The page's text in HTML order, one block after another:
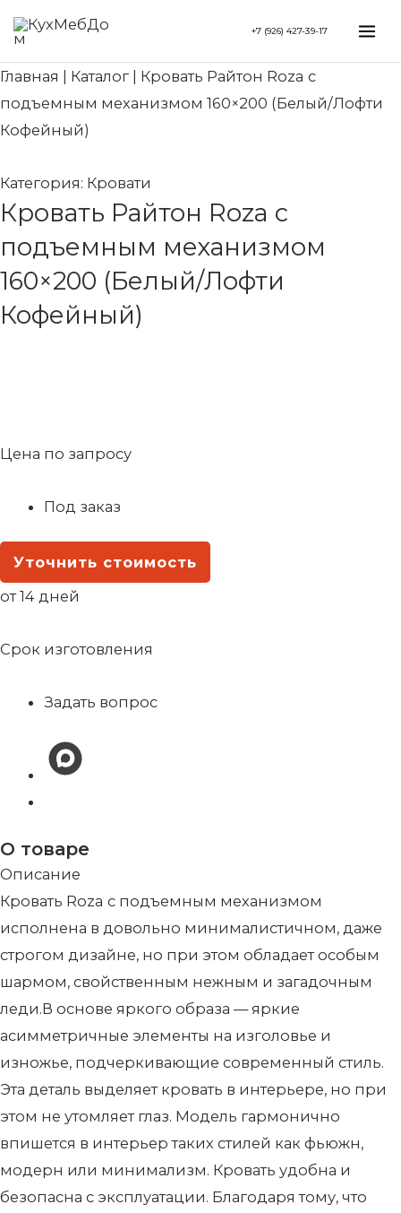
Перейти
содержимому
+7 (926) 427-39-17
Главная Каталог
Кровать Райтон Roza с
подъемным механизмом 160×200 (Белый/Лофти
Кофейный)
Категория: Кровати
Кровать Райтон Roza с
подъемным механизмом
160×200 (Белый/Лофти
Кофейный)
Цена по запросу
Под заказ
Уточнить стоимость
от 14 дней
Срок изготовления
Задать вопрос
О товаре
Описание
Кровать Roza с подъемным механизмом
исполнена в довольно минималистичном, даже
строгом дизайне, но при этом обладает особым
шармом, свойственным нежным и загадочным
леди.В основе яркого образа — яркие
асимметричные элементы на изголовье и
изножье, подчеркивающие современный стиль.
Эта деталь выделяет кровать в интерьере, но при
этом не утомляет глаз. Модель гармонично
впишется в интерьер таких стилей как фьюжн,
модерн или минимализм. Кровать удобна и
безопасна с эксплуатации. Благодаря тому, что
Search...